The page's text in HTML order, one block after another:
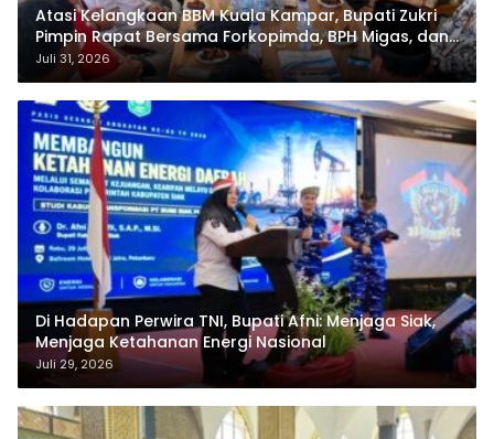
Atasi Kelangkaan BBM Kuala Kampar, Bupati Zukri
Pimpin Rapat Bersama Forkopimda, BPH Migas, dan
Pertamina
Juli 31, 2026
Di Hadapan Perwira TNI, Bupati Afni: Menjaga Siak,
Menjaga Ketahanan Energi Nasional
Juli 29, 2026